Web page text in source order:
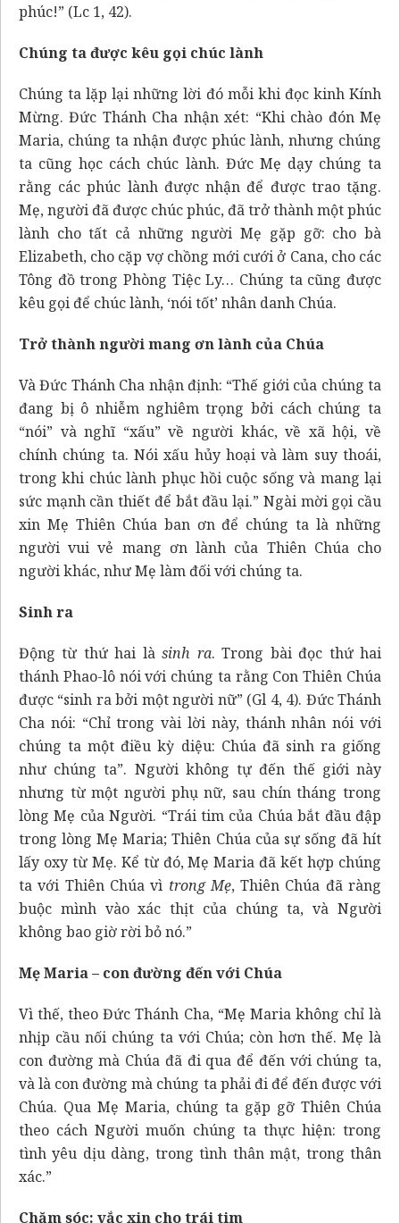
phúc!” (Lc 1, 42).
Chúng ta được kêu gọi chúc lành
Chúng ta lặp lại những lời đó mỗi khi đọc kinh Kính
Mừng. Đức Thánh Cha nhận xét: “Khi chào đón Mẹ
Maria, chúng ta nhận được phúc lành, nhưng chúng
ta cũng học cách chúc lành. Đức Mẹ dạy chúng ta
rằng các phúc lành được nhận để được trao tặng.
Mẹ, người đã được chúc phúc, đã trở thành một phúc
lành cho tất cả những người Mẹ gặp gỡ: cho bà
Elizabeth, cho cặp vợ chồng mới cưới ở Cana, cho các
Tông đồ trong Phòng Tiệc Ly… Chúng ta cũng được
kêu gọi để chúc lành, ‘nói tốt’ nhân danh Chúa.
Trở thành người mang ơn lành của Chúa
Và Đức Thánh Cha nhận định: “Thế giới của chúng ta
đang bị ô nhiễm nghiêm trọng bởi cách chúng ta
“nói” và nghĩ “xấu” về người khác, về xã hội, về
chính chúng ta. Nói xấu hủy hoại và làm suy thoái,
trong khi chúc lành phục hồi cuộc sống và mang lại
sức mạnh cần thiết để bắt đầu lại.” Ngài mời gọi cầu
xin Mẹ Thiên Chúa ban ơn để chúng ta là những
người vui vẻ mang ơn lành của Thiên Chúa cho
người khác, như Mẹ làm đối với chúng ta.
Sinh ra
Động từ thứ hai làsinh ra. Trong bài đọc thứ hai
thánh Phao-lô nói với chúng ta rằng Con Thiên Chúa
được “sinh ra bởi một người nữ” (Gl 4, 4). Đức Thánh
Cha nói: “Chỉ trong vài lời này, thánh nhân nói với
chúng ta một điều kỳ diệu: Chúa đã sinh ra giống
như chúng ta”. Người không tự đến thế giới này
nhưng từ một người phụ nữ, sau chín tháng trong
lòng Mẹ của Người. “Trái tim của Chúa bắt đầu đập
trong lòng Mẹ Maria; Thiên Chúa của sự sống đã hít
lấy oxy từ Mẹ. Kể từ đó, Mẹ Maria đã kết hợp chúng
ta với Thiên Chúa vì trong Mẹ, Thiên Chúa đã ràng
buộc mình vào xác thịt của chúng ta, và Người
không bao giờ rời bỏ nó.”
Mẹ Maria – con đường đến với Chúa
Vì thế, theo Đức Thánh Cha, “Mẹ Maria không chỉ là
nhịp cầu nối chúng ta với Chúa; còn hơn thế. Mẹ là
con đường mà Chúa đã đi qua để đến với chúng ta,
và là con đường mà chúng ta phải đi để đến được với
Chúa. Qua Mẹ Maria, chúng ta gặp gỡ Thiên Chúa
theo cách Người muốn chúng ta thực hiện: trong
tình yêu dịu dàng, trong tình thân mật, trong thân
xác.”
Chăm sóc: vắc xin cho trái tim